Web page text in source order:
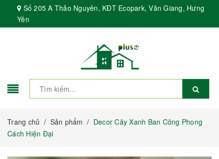
Số 205 A Thảo Nguyên, KĐT Ecopark, Văn Giang, Hưng
Yên
Trang chủ / Sản phẩm / Decor Cây Xanh Ban Công Phong
Cách Hiện Đại